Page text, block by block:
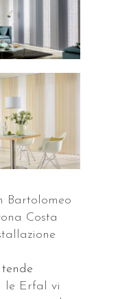
Bartolomeo
Costa
tende
le Erfal vi